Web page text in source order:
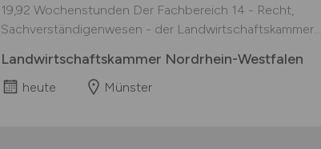
19,92 Wochenstunden Der Fachbereich 14 - Recht,
Sachverständigenwesen - der Landwirtschaftskammer...
Landwirtschaftskammer Nordrhein-Westfalen
heute Münster